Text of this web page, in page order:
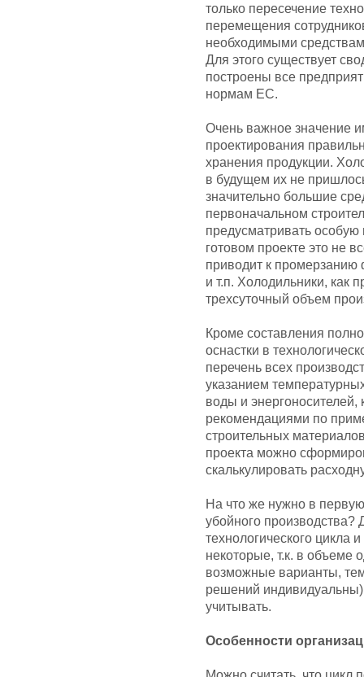
только пересечение
перемещения
необходимыми
Для этого существует
построены все
нормам ЕС.
Очень важное значение
проектирования
хранения продукции.
в будущем их не
значительно большие
первоначальном
предусматривать
готовом проекте это не
приводит к
и т.п. Холодильники, как
трехсуточный объем
Кроме составления
оснастки в
перечень всех
указанием
воды и энергоносителей,
рекомендациями по
строительных
проекта можно
скалькулировать
На что же нужно в
убойного производства?
технологического цикла
некоторые, т.к. в объеме
возможные варианты,
решений
учитывать.
Особенности